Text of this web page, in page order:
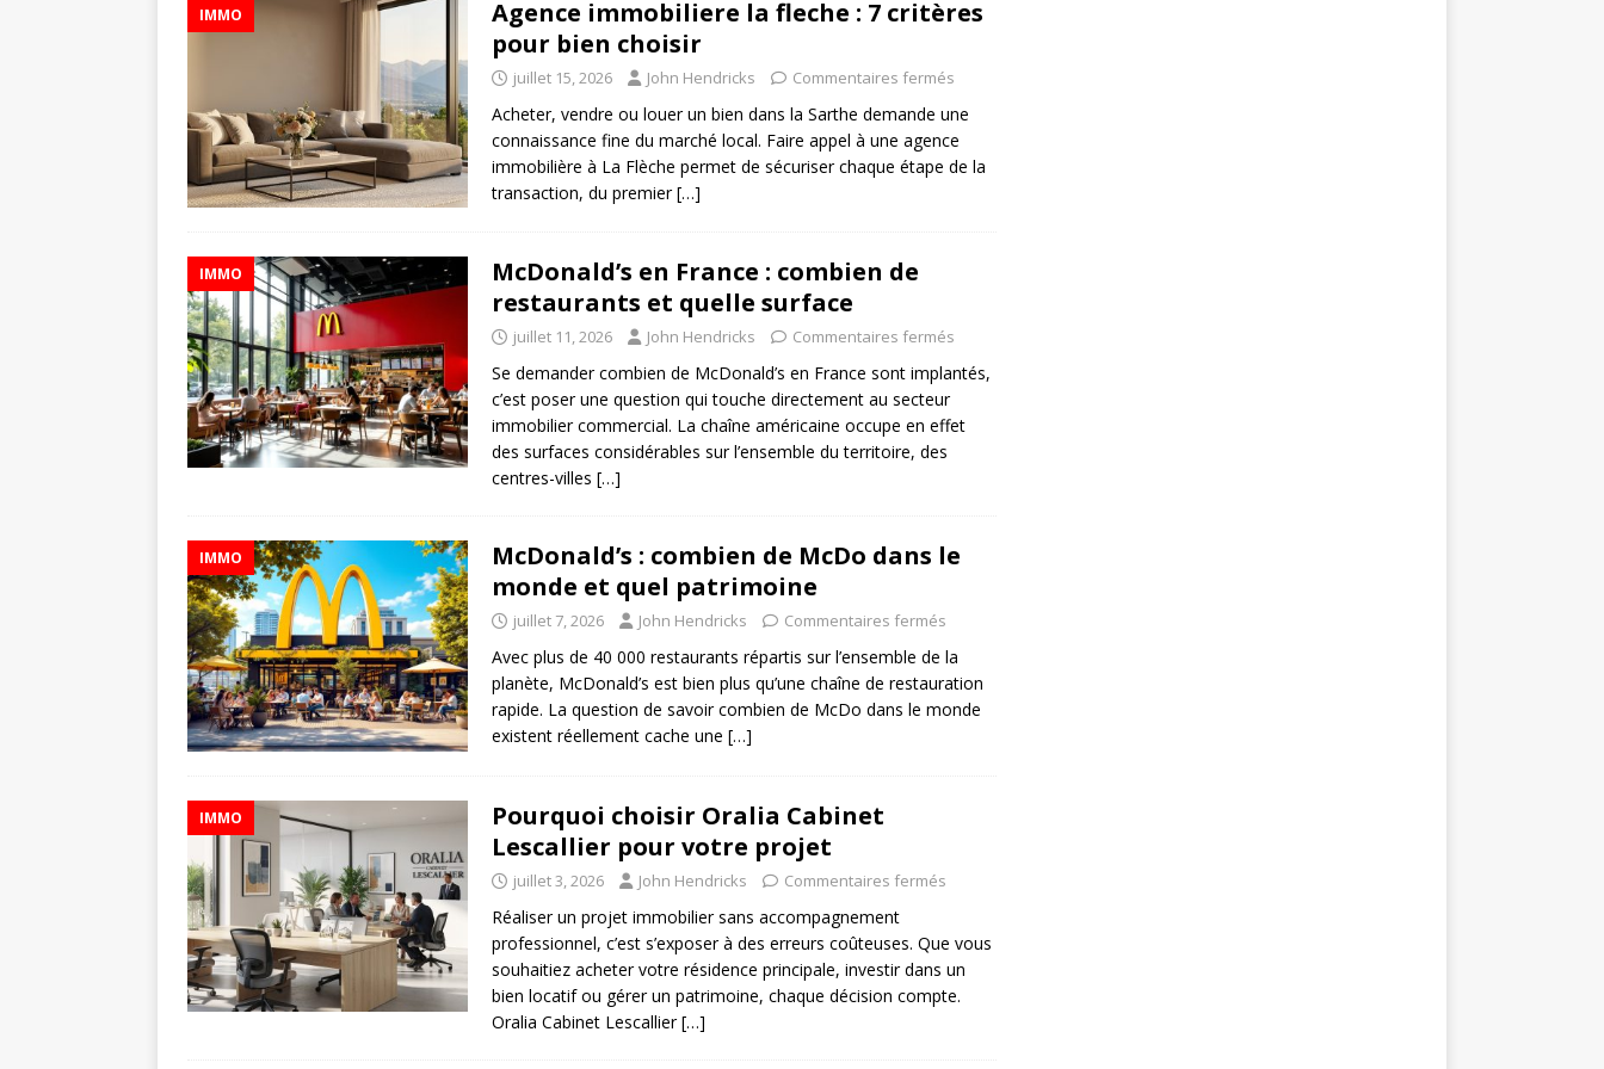
IMMO
Agence immobiliere la fleche : 7 critères
pour bien choisir
juillet 15, 2026 John Hendricks Commentaires fermés
Acheter, vendre ou louer un bien dans la Sarthe demande une
connaissance fine du marché local. Faire appel à une agence
immobilière à La Flèche permet de sécuriser chaque étape de la
transaction, du premier[…]
IMMO
McDonald’s en France : combien de
restaurants et quelle surface
juillet 11, 2026 John Hendricks Commentaires fermés
Se demander combien de McDonald’s en France sont implantés,
c’est poser une question qui touche directement au secteur
immobilier commercial. La chaîne américaine occupe en effet
des surfaces considérables sur l’ensemble du territoire, des
centres-villes […]
IMMO
McDonald’s : combien de McDo dans le
monde et quel patrimoine
juillet 7, 2026 John Hendricks Commentaires fermés
Avec plus de 40 000 restaurants répartis sur l’ensemble de la
planète, McDonald’s est bien plus qu’une chaîne de restauration
rapide. La question de savoir combien de McDo dans le monde
existent réellement cache une […]
IMMO
Pourquoi choisir Oralia Cabinet
Lescallier pour votre projet
juillet 3, 2026 John Hendricks Commentaires fermés
Réaliser un projet immobilier sans accompagnement
professionnel, c’est s’exposer à des erreurs coûteuses. Que vous
souhaitiez acheter votre résidence principale, investir dans un
bien locatif ou gérer un patrimoine, chaque décision compte.
Oralia Cabinet Lescallier[…]